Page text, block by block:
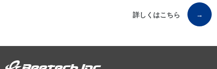
詳しくはこちら →